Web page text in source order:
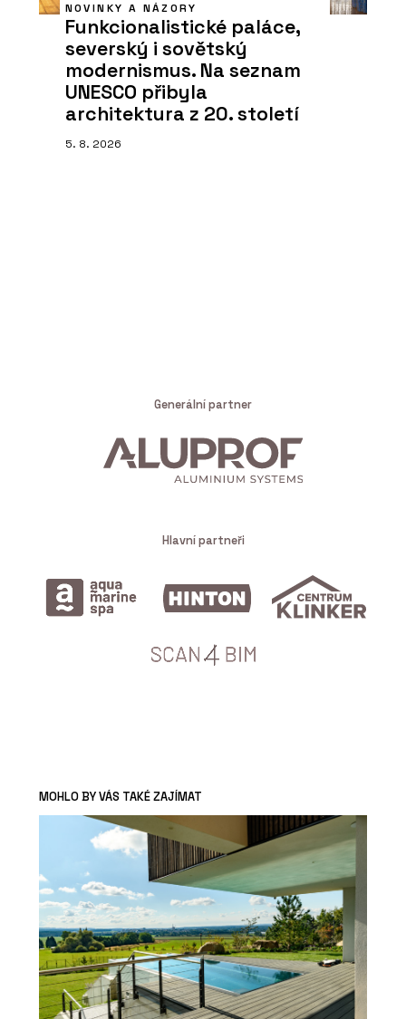
NOVINKY A NÁZORY
Funkcionalistické paláce,
severský i sovětský
modernismus. Na seznam
UNESCO přibyla
architektura z 20. století
5. 8. 2026
Generální partner
Hlavní partneři
MOHLO BY VÁS TAKÉ ZAJÍMAT